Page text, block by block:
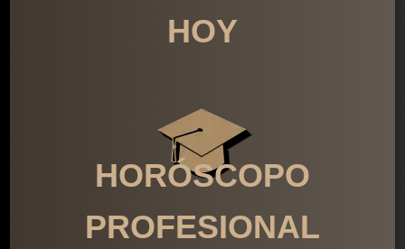
HOY
HORÓSCOPO
PROFESIONAL